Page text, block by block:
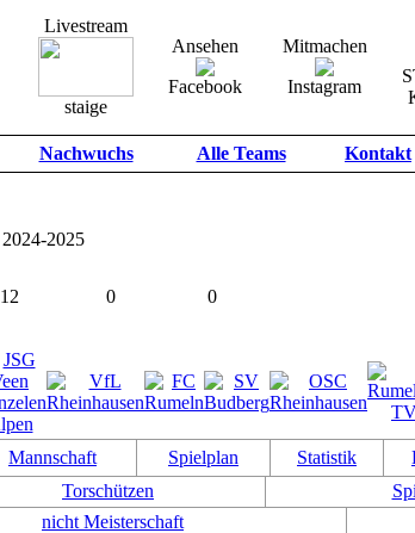
Livestream
staige
Ansehen
Facebook
Mitmachen
Instagram
Nachwuchs Alle Teams Kontakt
2024-2025
Mannschaft Spielplan Statistik
Torschützen
nicht Meisterschaft
12
0
0